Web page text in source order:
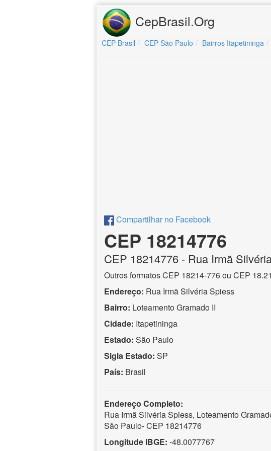
CepBrasil.Org
CEP Brasil CEP São Paulo Bairros Itapetininga
Compartilhar no Facebook
CEP 18214776
CEP 18214776 - Rua Irmã
Outros formatos CEP 18214-776 ou CEP
Endereço: Rua Irmã Silvéria Spiess
Bairro: Loteamento Gramado II
Cidade: Itapetininga
Estado: São Paulo
Sigla Estado: SP
País: Brasil
Endereço Completo:
Rua Irmã Silvéria Spiess, Loteamento
São Paulo- CEP 18214776
Longitude IBGE: -48.0077767